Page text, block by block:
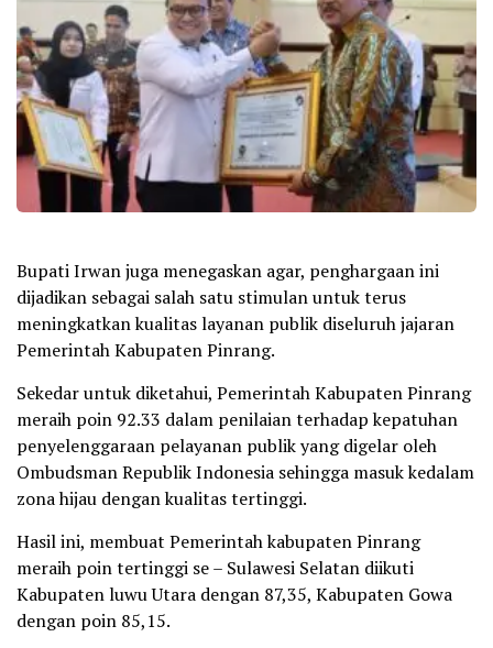
Bupati Irwan juga menegaskan agar, penghargaan ini
dijadikan sebagai salah satu stimulan untuk terus
meningkatkan kualitas layanan publik diseluruh jajaran
Pemerintah Kabupaten Pinrang.
Sekedar untuk diketahui, Pemerintah Kabupaten Pinrang
meraih poin 92.33 dalam penilaian terhadap kepatuhan
penyelenggaraan pelayanan publik yang digelar oleh
Ombudsman Republik Indonesia sehingga masuk kedalam
zona hijau dengan kualitas tertinggi.
Hasil ini, membuat Pemerintah kabupaten Pinrang
meraih poin tertinggi se – Sulawesi Selatan diikuti
Kabupaten luwu Utara dengan 87,35, Kabupaten Gowa
dengan poin 85,15.